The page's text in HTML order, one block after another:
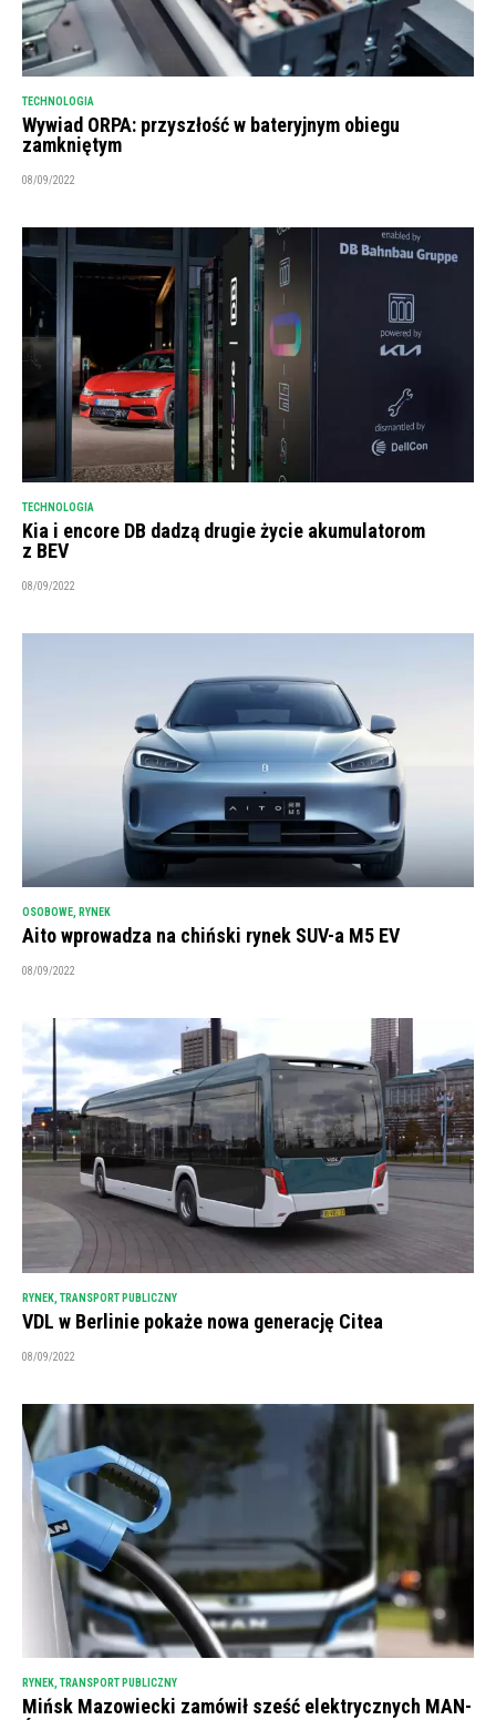
TECHNOLOGIA
Wywiad ORPA: przyszłość w bateryjnym obiegu
zamkniętym
08/09/2022
TECHNOLOGIA
Kia i encore DB dadzą drugie życie akumulatorom
z BEV
08/09/2022
OSOBOWE RYNEK
Aito wprowadza na chiński rynek SUV-a M5 EV
08/09/2022
RYNEK TRANSPORT PUBLICZNY
VDL w Berlinie pokaże nowa generację Citea
08/09/2022
RYNEK TRANSPORT PUBLICZNY
Mińsk Mazowiecki zamówił sześć elektrycznych MAN-